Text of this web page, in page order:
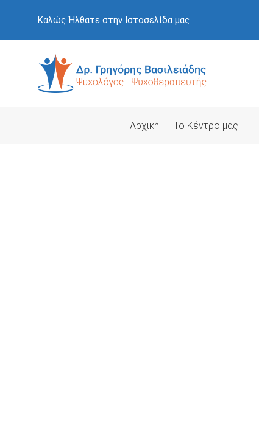
content
Καλώς Ήλθατε στην Ιστοσελίδα μας
Αρχική Το Κέντρο μας